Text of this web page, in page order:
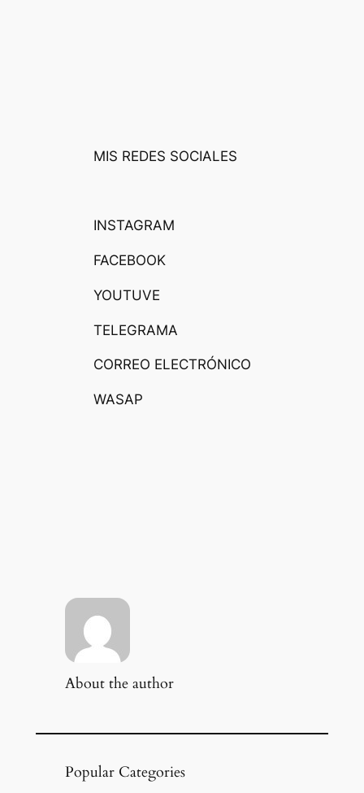
MIS REDES SOCIALES
INSTAGRAM
FACEBOOK
YOUTUVE
TELEGRAMA
CORREO ELECTRÓNICO
WASAP
About the author
Popular Categories